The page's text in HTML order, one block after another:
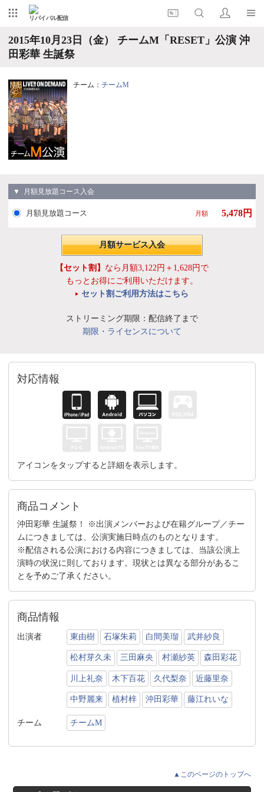
リバイバル配信
2015年10月23日（金） チームM「RESET」公演 沖
田彩華 生誕祭
チーム： チームM
▼ 月額見放題コース入会
月額見放題コース 月額 5,478円
月額サービス入会
【セット割】 なら月額3,122円＋1,628円で
もっとお得にご利用いただけます。
セット割ご利用方法はこちら
ストリーミング期限：配信終了まで
期限・ライセンスについて
対応情報
アイコンをタップすると詳細を表示します。
商品コメント
沖田彩華 生誕祭！ ※出演メンバーおよび在籍グループ／チー
ムにつきましては、公演実施日時点のものとなります。
※配信される公演における内容につきましては、当該公演上
演時の状況に則しております。現状とは異なる部分があるこ
とを予めご了承ください。
商品情報
出演者 東由樹 石塚朱莉 白間美瑠 武井紗良
松村芽久未 三田麻央 村瀬紗英 森田彩花
川上礼奈 木下百花 久代梨奈 近藤里奈
中野麗来 植村梓 沖田彩華 藤江れいな
チーム チームM
▲このページのトップへ